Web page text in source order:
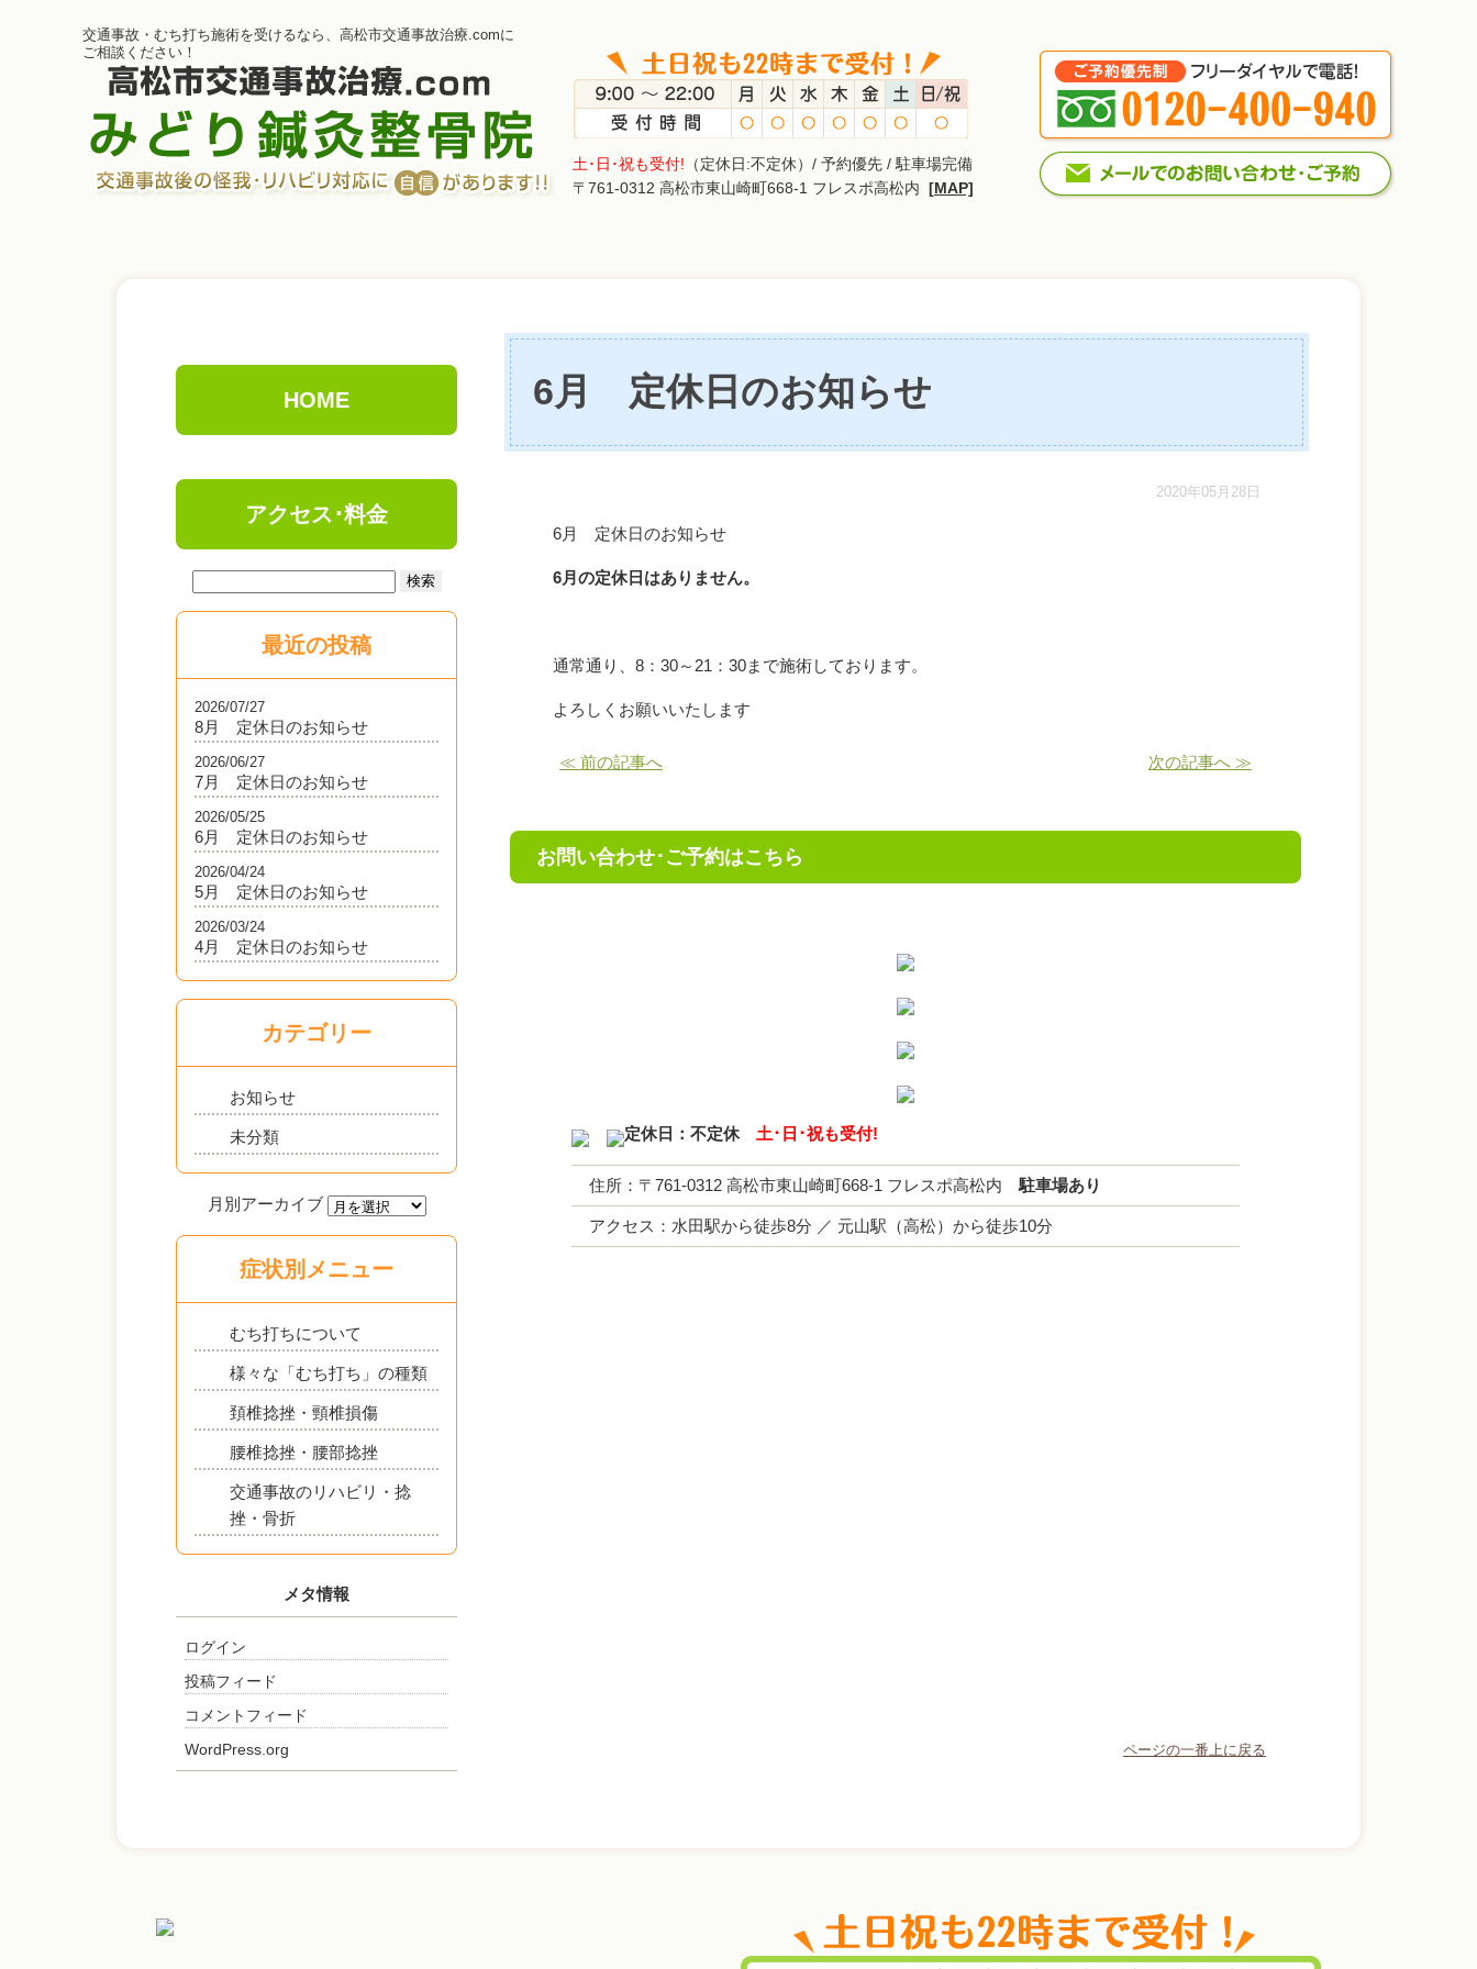
交通事故・むち打ち施術を受けるなら、高松市交通事故治療.comに
ご相談ください！
土･日･祝も受付! （定休日:不定休）/ 予約優先 / 駐車場完備
〒761-0312 高松市東山崎町668-1 フレスポ高松内 [MAP]
6月 定休日のお知らせ
2020年05月28日
6月 定休日のお知らせ
6月の定休日はありません。
通常通り、8：30～21：30まで施術しております。
よろしくお願いいたします
≪ 前の記事へ 次の記事へ ≫
お問い合わせ･ご予約はこちら
定休日：不定休 土･日･祝も受付!
住所：〒761-0312 高松市東山崎町668-1 フレスポ高松内 駐車場あり
アクセス：水田駅から徒歩8分 ／ 元山駅（高松）から徒歩10分
ページの一番上に戻る
HOME
アクセス･料金
最近の投稿
8月 定休日のお知らせ
2026/07/27
7月 定休日のお知らせ
2026/06/27
6月 定休日のお知らせ
2026/05/25
5月 定休日のお知らせ
2026/04/24
4月 定休日のお知らせ
2026/03/24
カテゴリー
お知らせ
未分類
症状別メニュー
むち打ちについて
様々な「むち打ち」の種類
頚椎捻挫・頸椎損傷
腰椎捻挫・腰部捻挫
交通事故のリハビリ・捻
挫・骨折
メタ情報
ログイン
投稿フィード
コメントフィード
WordPress.org